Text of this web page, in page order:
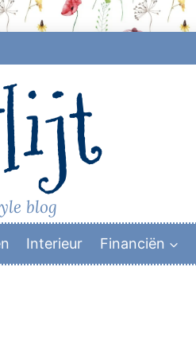
blog
Interieur Financiën